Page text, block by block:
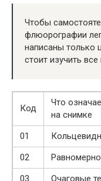
Чтобы
флюорографии
написаны только
стоит изучить
Код
Что
на снимке
01
02
03
Очаговые